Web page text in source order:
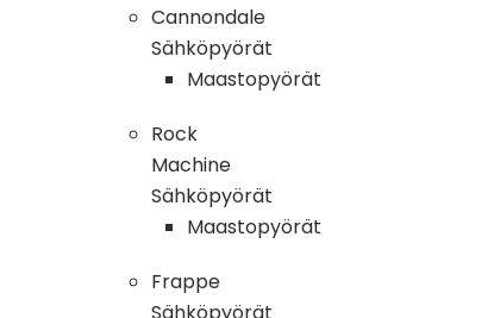
Cannondale
Sähköpyörät
Maastopyörät
Rock
Machine
Sähköpyörät
Maastopyörät
Frappe